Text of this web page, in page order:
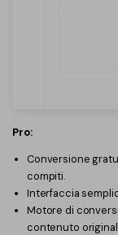
Pro:
Conversione
compiti.
Interfaccia
Motore di
contenuto